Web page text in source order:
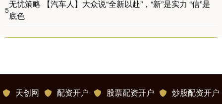
5
无忧策略 【汽车人】大众说“全新以赴”，“新”是实力 “信”是
底色
天创网 配资开户 股票配资开户 炒股配资开户